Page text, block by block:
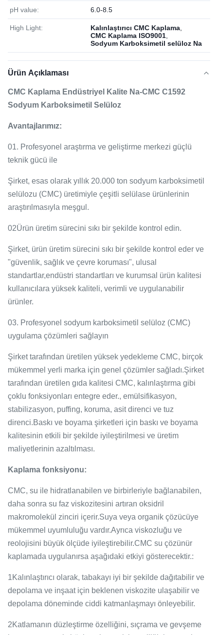
pH value: 6.0-8.5
High Light: Kalınlaştırıcı CMC Kaplama
CMC Kaplama ISO9001
Sodyum Karboksimetil selüloz Na
Ürün Açıklaması
CMC Kaplama Endüstriyel Kalite Na-CMC C1592
Sodyum Karboksimetil Selüloz
Avantajlarımız:
01. Profesyonel araştırma ve geliştirme merkezi güçlü
teknik gücü ile
Şirket, esas olarak yıllık 20.000 ton sodyum karboksimetil
selülozu (CMC) üretimiyle çeşitli selülase ürünlerinin
araştırılmasıyla meşgul.
02Ürün üretim sürecini sıkı bir şekilde kontrol edin.
Şirket, ürün üretim sürecini sıkı bir şekilde kontrol eder ve
"güvenlik, sağlık ve çevre koruması", ulusal
standartlar,endüstri standartları ve kurumsal ürün kalitesi
kullanıcılara yüksek kaliteli, verimli ve uygulanabilir
ürünler.
03. Profesyonel sodyum karboksimetil selüloz (CMC)
uygulama çözümleri sağlayın
Şirket tarafından üretilen yüksek yedekleme CMC, birçok
mükemmel yerli marka için genel çözümler sağladı.Şirket
tarafından üretilen gıda kalitesi CMC, kalınlaştırma gibi
çoklu fonksiyonları entegre eder., emülsifikasyon,
stabilizasyon, puffing, koruma, asit direnci ve tuz
direnci.Baskı ve boyama şirketleri için baskı ve boyama
kalitesinin etkili bir şekilde iyileştirilmesi ve üretim
maliyetlerinin azaltılması.
Kaplama fonksiyonu:
CMC, su ile hidratlanabilen ve birbirleriyle bağlanabilen,
daha sonra su faz viskozitesini artıran oksidril
makromolekül zinciri içerir.Suya veya organik çözücüye
mükemmel uyumluluğu vardır.Ayrıca viskozluğu ve
reolojisini büyük ölçüde iyileştirebilir.CMC su çözünür
kaplamada uygulanırsa aşağıdaki etkiyi gösterecektir.:
1Kalınlaştırıcı olarak, tabakayı iyi bir şekilde dağıtabilir ve
depolama ve inşaat için beklenen viskozite ulaşabilir ve
depolama döneminde ciddi katmanlaşmayı önleyebilir.
2Katlamanın düzleştirme özelliğini, sıçrama ve gevşeme